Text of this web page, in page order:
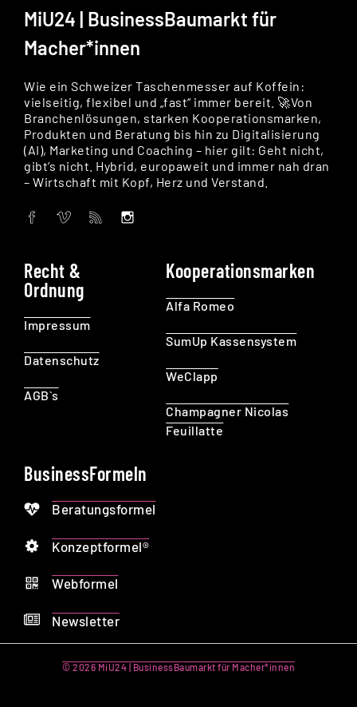
MiU24 | BusinessBaumarkt für
Macher*innen
Wie ein Schweizer Taschenmesser auf Koffein:
vielseitig, flexibel und „fast“ immer bereit. 🚀Von
Branchenlösungen, starken Kooperationsmarken,
Produkten und Beratung bis hin zu Digitalisierung
(AI), Marketing und Coaching – hier gilt: Geht nicht,
gibt’s nicht. Hybrid, europaweit und immer nah dran
– Wirtschaft mit Kopf, Herz und Verstand.
Recht &
Ordnung
Impressum
Datenschutz
AGB`s
Kooperationsmarken
Alfa Romeo
SumUp Kassensystem
WeClapp
Champagner Nicolas
Feuillatte
BusinessFormeln
Beratungsformel
Konzeptformel®
Webformel
Newsletter
© 2026 MiU24 | BusinessBaumarkt für Macher*innen